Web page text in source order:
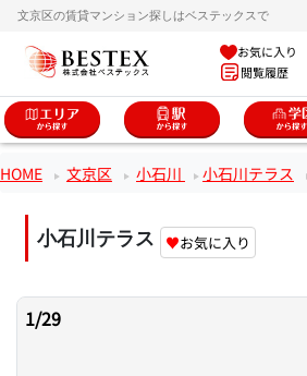
文京区の賃貸マンション探しはベステックスで
お気に入り
閲覧履歴
HOME 文京区 小石川 小石川テラス
小石川テラス ♥お気に入り
1/29